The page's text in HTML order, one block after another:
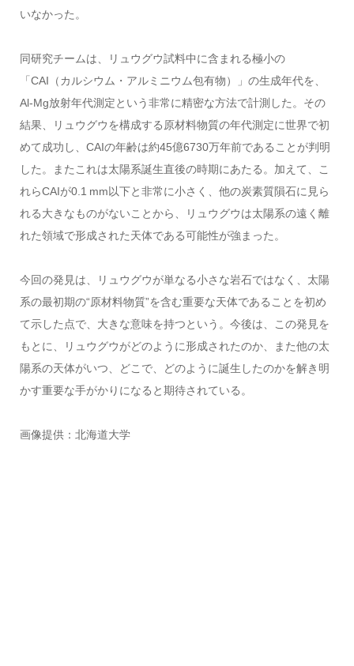
いなかった。
同研究チームは、リュウグウ試料中に含まれる極小の
「CAI（カルシウム・アルミニウム包有物）」の生成年代を、
Al‑Mg放射年代測定という非常に精密な方法で計測した。その
結果、リュウグウを構成する原材料物質の年代測定に世界で初
めて成功し、CAIの年齢は約45億6730万年前であることが判明
した。またこれは太陽系誕生直後の時期にあたる。加えて、こ
れらCAIが0.1 mm以下と非常に小さく、他の炭素質隕石に見ら
れる大きなものがないことから、リュウグウは太陽系の遠く離
れた領域で形成された天体である可能性が強まった。
今回の発見は、リュウグウが単なる小さな岩石ではなく、太陽
系の最初期の“原材料物質”を含む重要な天体であることを初め
て示した点で、大きな意味を持つという。今後は、この発見を
もとに、リュウグウがどのように形成されたのか、また他の太
陽系の天体がいつ、どこで、どのように誕生したのかを解き明
かす重要な手がかりになると期待されている。
画像提供：北海道大学